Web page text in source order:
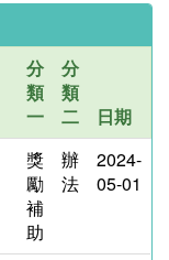
分
類
一
分
類
二
日期
獎
勵
補
助
辦
法
2024-
05-01